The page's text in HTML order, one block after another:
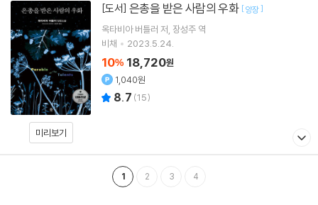
미리보기
[도서] 은총을 받은 사람의 우화 [양장]
옥타비아 버틀러 저 장성주 역
비채
2023.5.24.
10% 18,720원
1,040원
8.7 (15)
1 2 3 4